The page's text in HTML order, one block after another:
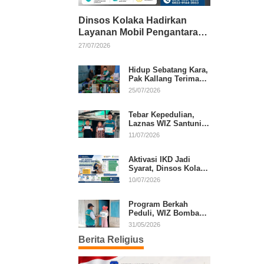
Dinsos Kolaka Hadirkan
Layanan Mobil Pengantaran
Gratis bagi Pasien Penerima
27/07/2026
Hidup Sebatang Kara,
Pak Kallang Terima
Bantuan dari Laznas
25/07/2026
Tebar Kepedulian,
Laznas WIZ Santuni
Anak Yatim dan
11/07/2026
Aktivasi IKD Jadi
Syarat, Dinsos Kolaka
Sosialisasikan
10/07/2026
Program Berkah
Peduli, WIZ Bombana
Bantu Lansia dan
31/05/2026
Berita Religius